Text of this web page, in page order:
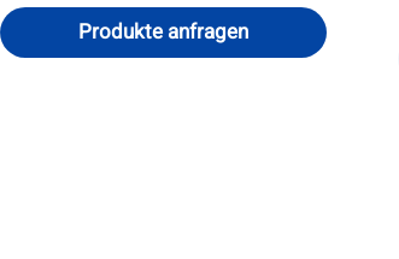
Produkte anfragen